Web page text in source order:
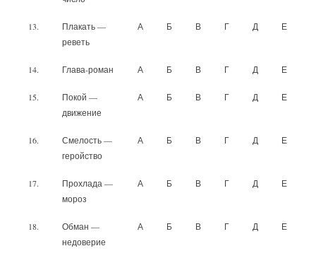
13.
Плакать —
реветь
А Б В Г Д Е
14. Глава-роман А Б В Г Д Е
15.
Покой —
движение
А Б В Г Д Е
16.
Смелость —
геройство
А Б В Г Д Е
17.
Прохлада —
мороз
А Б В Г Д Е
18.
Обман —
недоверие
А Б В Г Д Е